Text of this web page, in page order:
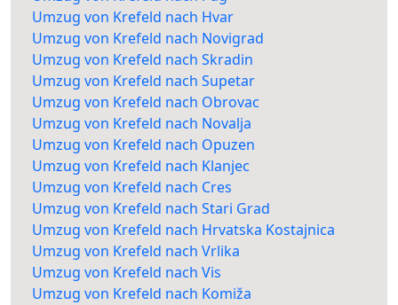
Umzug von Krefeld nach Hvar
Umzug von Krefeld nach Novigrad
Umzug von Krefeld nach Skradin
Umzug von Krefeld nach Supetar
Umzug von Krefeld nach Obrovac
Umzug von Krefeld nach Novalja
Umzug von Krefeld nach Opuzen
Umzug von Krefeld nach Klanjec
Umzug von Krefeld nach Cres
Umzug von Krefeld nach Stari Grad
Umzug von Krefeld nach Hrvatska Kostajnica
Umzug von Krefeld nach Vrlika
Umzug von Krefeld nach Vis
Umzug von Krefeld nach Komiža